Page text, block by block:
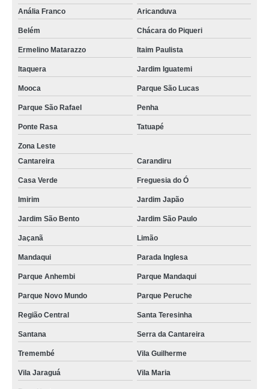
Anália Franco
Aricanduva
Belém Chácara do Piqueri
Ermelino Matarazzo Itaim Paulista
Itaquera Jardim Iguatemi
Mooca Parque São Lucas
Parque São Rafael Penha
Ponte Rasa Tatuapé
Zona Leste
Cantareira
Carandiru
Casa Verde Freguesia do Ó
Imirim Jardim Japão
Jardim São Bento Jardim São Paulo
Jaçanã Limão
Mandaqui Parada Inglesa
Parque Anhembi Parque Mandaqui
Parque Novo Mundo Parque Peruche
Região Central Santa Teresinha
Santana Serra da Cantareira
Tremembé Vila Guilherme
Vila Jaraguá Vila Maria